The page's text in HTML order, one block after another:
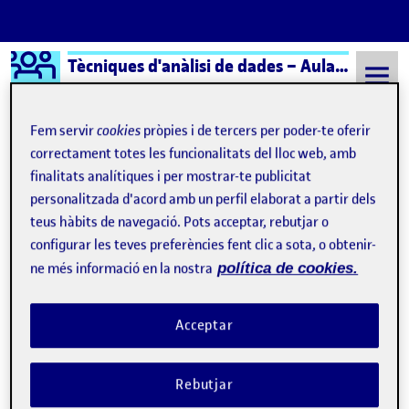
Saltar al contingutLogo Ágora Tècniques d'anàlisi de dades – Aula 1 | Técnicas de análisis de datos – Aula 1
Semestre 20241 - Aula 1 5 Gener, 2025
5 Gener, 2025
Mis avances
Publicat per
Roxana Sordo Fumero
Data de publicació5 gener, 2025 2:56 pm
comentariel Mis avances
1.- Mis Avances del Proyecto de Investigación Resúmen o
Abstract El uso de herramientas digitales en tareas reales en
inglés en empresas de consultoría: Un análisis de necesidades
basado en tareas Este proyecto de investigación explora la
Fem servircookies pròpies i de tercers per poder-te oferir
correctament totes les funcionalitats del lloc web, amb
finalitats analítiques i per mostrar-te publicitat
personalitzada d'acord amb un perfil elaborat a partir dels
teus hàbits de navegació. Pots acceptar, rebutjar o
configurar les teves preferències fent clic a sota, o obtenir-
ne més informació en la nostra política de cookies.
Rebutjar
Acceptar